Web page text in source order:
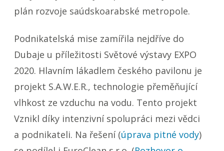
plán rozvoje saúdskoarabské metropole.
Podnikatelská mise zamířila nejdříve do
Dubaje u příležitosti Světové výstavy EXPO
2020. Hlavním lákadlem českého pavilonu je
projekt S.A.W.E.R., technologie přeměňující
vlhkost ze vzduchu na vodu. Tento projekt
Vznikl díky intenzivní spolupráci mezi vědci
a podnikateli. Na řešení (úprava pitné vody)